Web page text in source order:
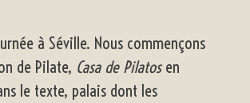
à Séville. Nous commençons
de Pilate, Casa de Pilatosen
le texte, palais dont les